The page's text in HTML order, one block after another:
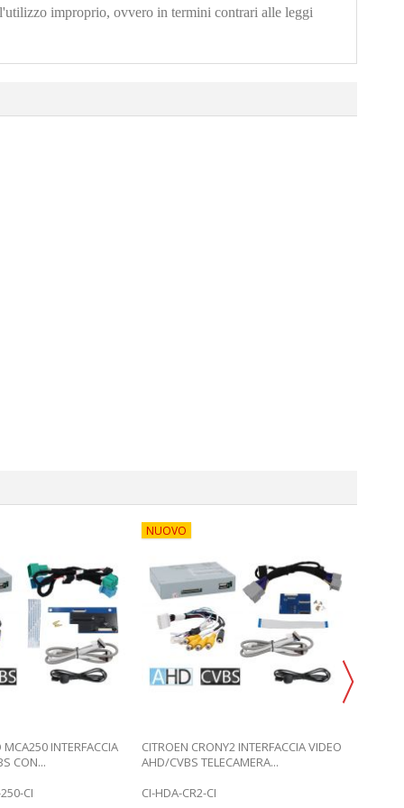
improprio, ovvero in termini contrari alle leggi
MCA250 INTERFACCIA
CON...
CI
NUOVO
CITROEN CRONY2 INTERFACCIA VIDEO
AHD/CVBS TELECAMERA...
CI-HDA-CR2-CI